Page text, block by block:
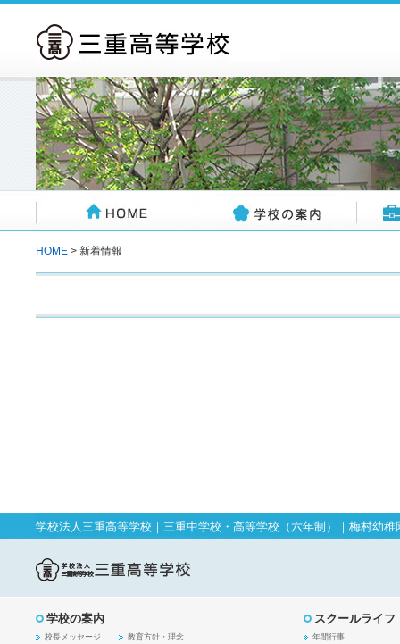
HOME > 新着情報
学校法人三重高等学校 ｜ 三重中学校・高等学校（六年制） ｜ 梅村幼稚
学校の案内
校長メッセージ
教育方針・理念
スクールライフ
年間行事